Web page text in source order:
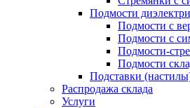
Подмости
Подмости с
Подмости с
Подмости-
Подмости
Подставки
Распродажа склада
Услуги